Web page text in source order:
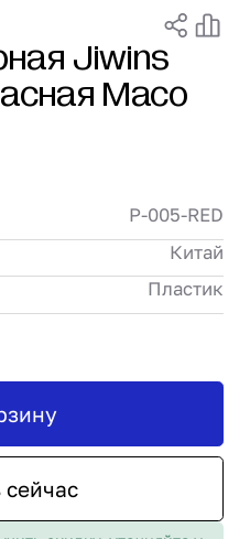
Jiwins
Maco
P-005-RED
Китай
Пластик
сейчас